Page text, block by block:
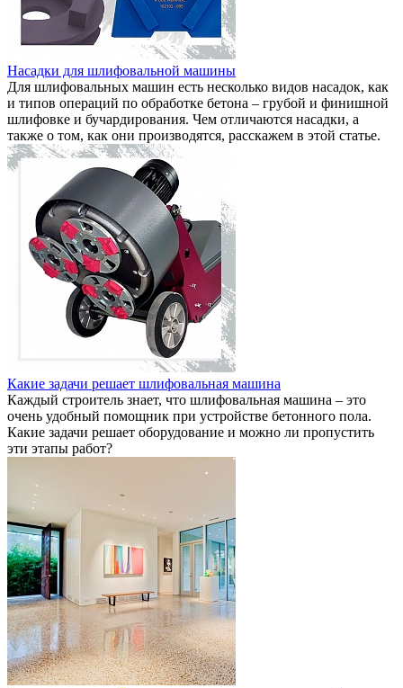
Насадки для шлифовальной машины
Для шлифовальных машин есть несколько видов насадок, как
и типов операций по обработке бетона – грубой и финишной
шлифовке и бучардирования. Чем отличаются насадки, а
также о том, как они производятся, расскажем в этой статье.
Какие задачи решает шлифовальная машина
Каждый строитель знает, что шлифовальная машина – это
очень удобный помощник при устройстве бетонного пола.
Какие задачи решает оборудование и можно ли пропустить
эти этапы работ?